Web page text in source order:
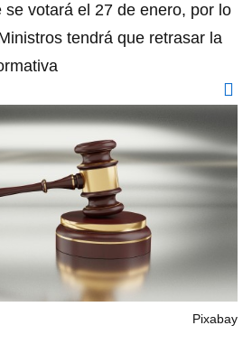
se votará el 27 de enero, por lo
tendrá que retrasar la
Pixabay